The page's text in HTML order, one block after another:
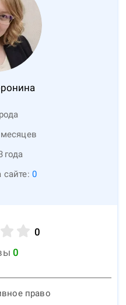
года
сайте: 0
0
0
право